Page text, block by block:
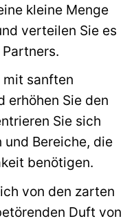
kleine Menge
verteilen Sie es
mit sanften
erhöhen Sie den
Sie sich
Bereiche, die
benötigen.
von den zarten
Duft von